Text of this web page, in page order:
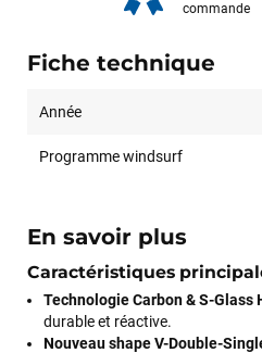
commande
Fiche technique
Année
Programme windsurf
En savoir plus
Caractéristiques
Technologie Carbon & S-Glass
durable et réactive.
Nouveau shape V-Double-